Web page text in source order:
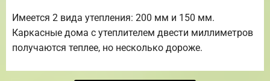
Имеется 2 вида утепления: 200 мм и 150 мм.
Каркасные дома с утеплителем двести миллиметров
получаются теплее, но несколько дороже.